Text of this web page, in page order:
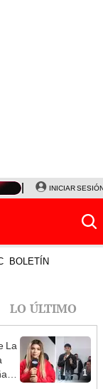
CORTE DE LUZ
INICIAR
BOLETÍN
LO ÚLTIMO
1
La